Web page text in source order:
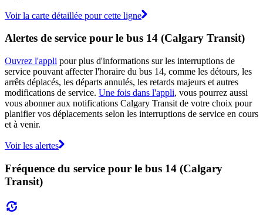
Voir la carte détaillée pour cette ligne
Alertes de service pour le bus 14 (Calgary Transit)
Ouvrez l'appli pour plus d'informations sur les interruptions de
service pouvant affecter l'horaire du bus 14, comme les détours, les
arrêts déplacés, les départs annulés, les retards majeurs et autres
modifications de service. Une fois dans l'appli, vous pourrez aussi
vous abonner aux notifications Calgary Transit de votre choix pour
planifier vos déplacements selon les interruptions de service en cours
et à venir.
Voir les alertes
Fréquence du service pour le bus 14 (Calgary
Transit)